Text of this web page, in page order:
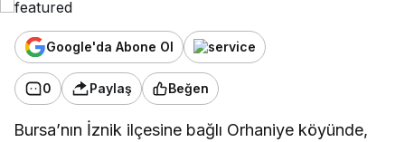
Google'da Abone Ol
0 Paylaş Beğen
Bursa’nın İznik ilçesine bağlı Orhaniye köyünde,